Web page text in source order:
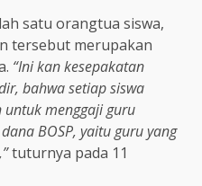
satu orangtua siswa,
tersebut merupakan
“Ini kan kesepakatan
bahwa setiap siswa
menggaji guru
BOSP, yaitu guru yang
tuturnya pada 11